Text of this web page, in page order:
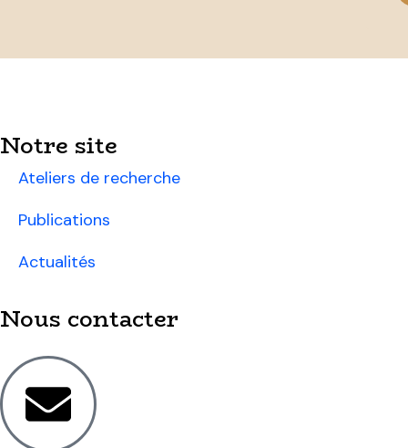
Notre site
Ateliers de recherche
Publications
Actualités
Nous contacter